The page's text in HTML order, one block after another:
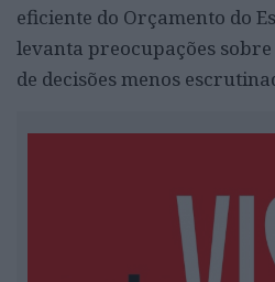
eficiente do Orçamento do
levanta preocupações
de decisões menos